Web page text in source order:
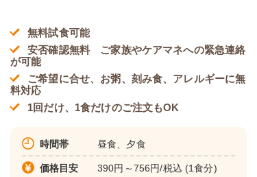
無料試食可能
安否確認無料 ご家族やケアマネへの緊急連絡
が可能
ご希望に合せ、お粥、刻み食、アレルギーに無
料対応
1回だけ、1食だけのご注文もOK
時間帯 昼食、夕食
価格目安 390円～756円/税込 (1食分)